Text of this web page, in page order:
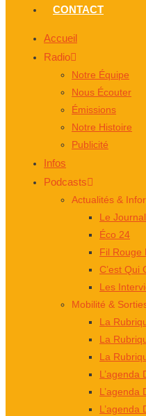
CONTACT
Accueil
Radio
Notre Équipe
Nous Écouter
Émissions
Notre Histoire
Publicité
Infos
Podcasts
Actualités &
Le
Éco 24
Fil Rouge
C’est Qui
Les
Mobilité &
La
La
La
L’agenda
L’agenda
L’agenda